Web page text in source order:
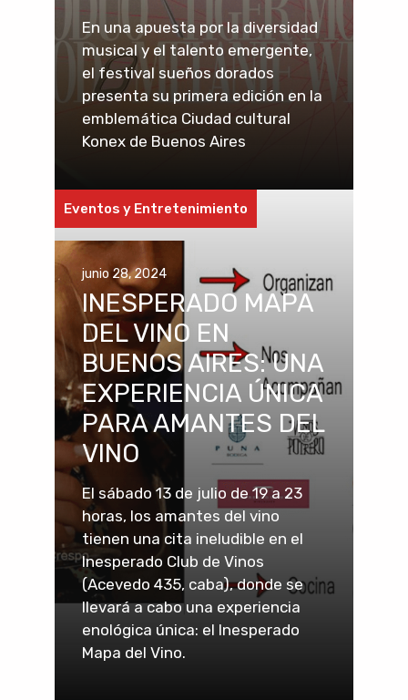
En una apuesta por la diversidad
musical y el talento emergente,
el festival sueños dorados
presenta su primera edición en la
emblemática Ciudad cultural
Konex de Buenos Aires
Eventos y Entretenimiento
junio 28, 2024
INESPERADO MAPA
DEL VINO EN
BUENOS AIRES: UNA
EXPERIENCIA ÚNICA
PARA AMANTES DEL
VINO
El sábado 13 de julio de 19 a 23
horas, los amantes del vino
tienen una cita ineludible en el
Inesperado Club de Vinos
(Acevedo 435, caba), donde se
llevará a cabo una experiencia
enológica única: el Inesperado
Mapa del Vino.